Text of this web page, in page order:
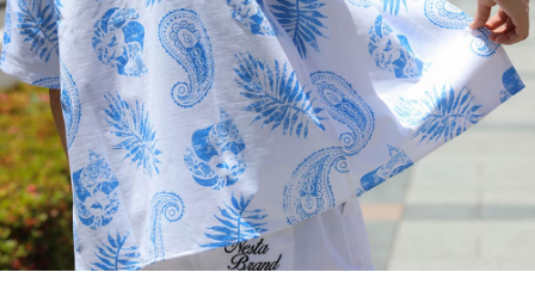
円 ～ 円
並び順
カテゴリ
サイズ